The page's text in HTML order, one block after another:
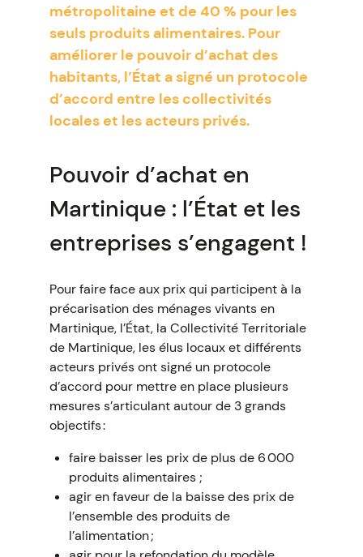
métropolitaine et de 40 % pour les
seuls produits alimentaires. Pour
améliorer le pouvoir d’achat des
habitants, l’État a signé un protocole
d’accord entre les collectivités
locales et les acteurs privés.
Pouvoir d’achat en
Martinique : l’État et les
entreprises s’engagent !
Pour faire face aux prix qui participent à la
précarisation des ménages vivants en
Martinique, l’État, la Collectivité Territoriale
de Martinique, les élus locaux et différents
acteurs privés ont signé un protocole
d’accord pour mettre en place plusieurs
mesures s’articulant autour de 3 grands
objectifs :
faire baisser les prix de plus de 6 000
produits alimentaires ;
agir en faveur de la baisse des prix de
l’ensemble des produits de
l’alimentation ;